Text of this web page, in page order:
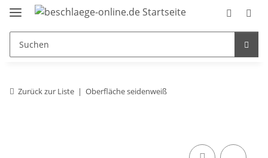
Zurück zur Liste Oberfläche seidenweiß